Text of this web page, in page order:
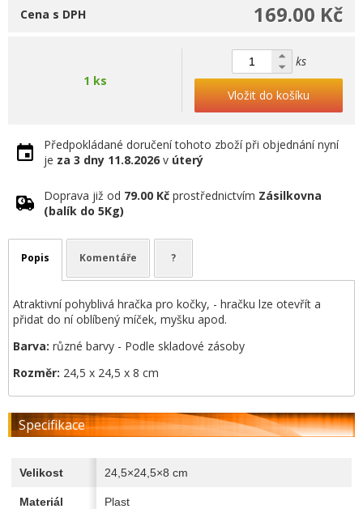
169.00 Kč
Cena s DPH
1 ks
ks
Vložit do košíku
Předpokládané doručení tohoto zboží při objednání nyní
je za 3 dny 11.8.2026 v úterý
Doprava již od 79.00 Kč prostřednictvím Zásilkovna
(balík do 5Kg)
Popis Komentáře ?
Atraktivní pohyblivá hračka pro kočky, - hračku lze otevřít a
přidat do ní oblíbený míček, myšku apod.
Barva: různé barvy - Podle skladové zásoby
Rozměr: 24,5 x 24,5 x 8 cm
Specifikace
Velikost 24,5×24,5×8 cm
Materiál Plast